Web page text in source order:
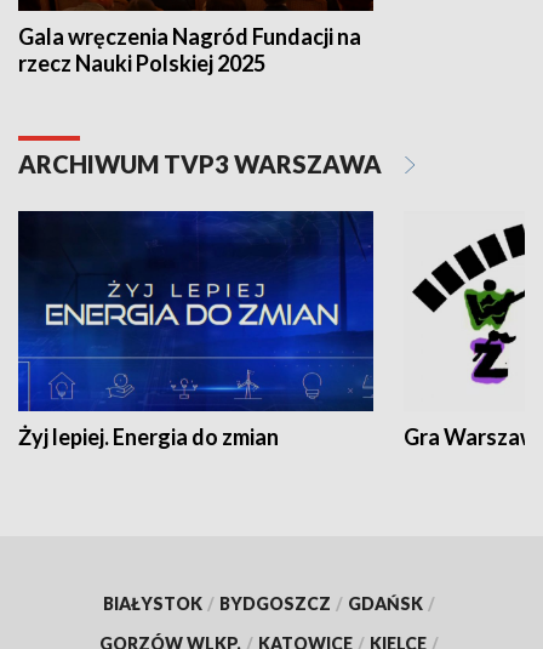
Gala wręczenia Nagród Fundacji na
rzecz Nauki Polskiej 2025
ARCHIWUM TVP3 WARSZAWA
Żyj lepiej. Energia do zmian Gra
BIAŁYSTOK / BYDGOSZCZ / GDAŃSK /
GORZÓW WLKP. / KATOWICE / KIELCE /